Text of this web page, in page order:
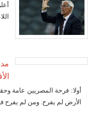
أولا: فرحة المصريين عامة
الأرض لم يفرح. ومن لم يفرح